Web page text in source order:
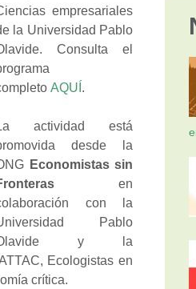
empresariales
la Universidad Pablo
Consulta el
AQUÍ .
actividad está
desde la
Economistas sin
en
con la
Pablo
y la
Ecologistas en
crítica.